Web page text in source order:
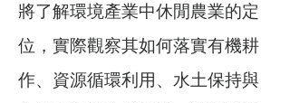
將了解環境產業中休閒農業的定
位，實際觀察其如何落實有機耕
作、資源循環利用、水土保持與